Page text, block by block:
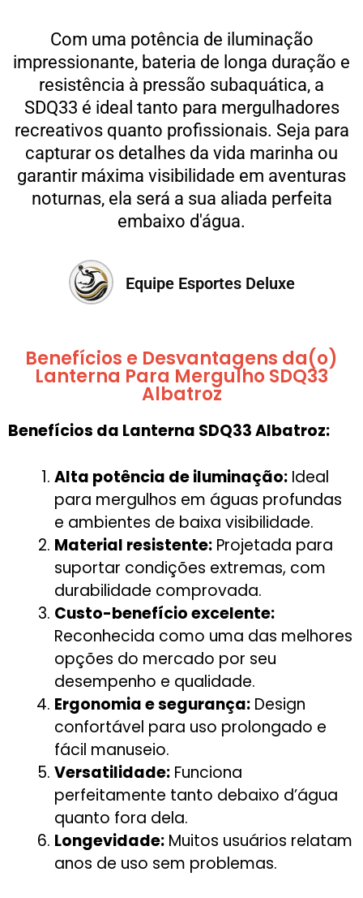
Com uma potência de iluminação
impressionante, bateria de longa duração e
resistência à pressão subaquática, a
SDQ33 é ideal tanto para mergulhadores
recreativos quanto profissionais. Seja para
capturar os detalhes da vida marinha ou
garantir máxima visibilidade em aventuras
noturnas, ela será a sua aliada perfeita
embaixo d'água.
Equipe Esportes Deluxe
Benefícios e Desvantagens da(o)
Lanterna Para Mergulho SDQ33
Albatroz
Benefícios da Lanterna SDQ33 Albatroz:
Alta potência de iluminação: Ideal
para mergulhos em águas profundas
e ambientes de baixa visibilidade.
Material resistente: Projetada para
suportar condições extremas, com
durabilidade comprovada.
Custo-benefício excelente:
Reconhecida como uma das melhores
opções do mercado por seu
desempenho e qualidade.
Ergonomia e segurança: Design
confortável para uso prolongado e
fácil manuseio.
Versatilidade: Funciona
perfeitamente tanto debaixo d’água
quanto fora dela.
Longevidade: Muitos usuários relatam
anos de uso sem problemas.